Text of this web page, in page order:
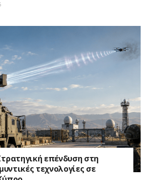
επένδυση στη
τεχνολογίες σε